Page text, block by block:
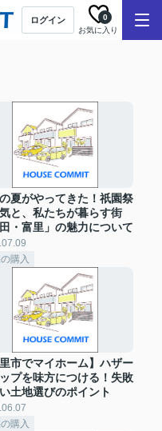
ログイン
お気に入り
0
夏がやってきた！祇園祭
と、私たちが暮らす街
田・富里」の魅力について
購入
里市でマイホーム】ハザー
ップを味方につける！失敗
土地選びのポイント
購入